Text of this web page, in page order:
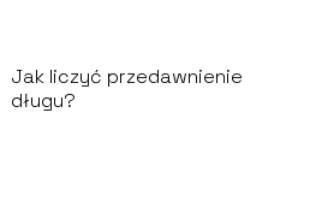
Jak liczyć przedawnienie
długu?